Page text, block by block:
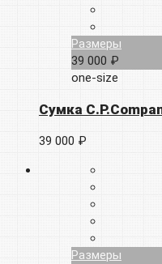
Размеры
39 000 ₽
one-size
Сумка
39 000 ₽
Размеры